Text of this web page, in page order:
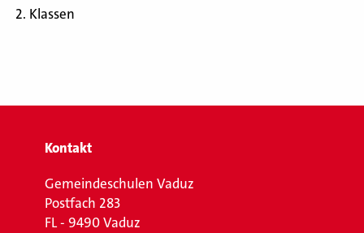
2. Klassen
Kontakt
Gemeindeschulen Vaduz
Postfach 283
FL - 9490 Vaduz